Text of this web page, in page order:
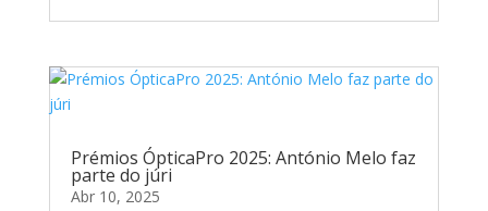
Prémios ÓpticaPro 2025: António Melo faz
parte do júri
Abr 10, 2025